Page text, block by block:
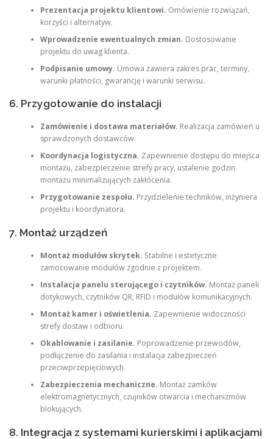
Prezentacja projektu klientowi. Omówienie rozwiązań,
korzyści i alternatyw.
Wprowadzenie ewentualnych zmian. Dostosowanie
projektu do uwag klienta.
Podpisanie umowy. Umowa zawiera zakres prac, terminy,
warunki płatności, gwarancję i warunki serwisu.
6. Przygotowanie do instalacji
Zamówienie i dostawa materiałów. Realizacja zamówień u
sprawdzonych dostawców.
Koordynacja logistyczna. Zapewnienie dostępu do miejsca
montażu, zabezpieczenie strefy pracy, ustalenie godzin
montażu minimalizujących zakłócenia.
Przygotowanie zespołu. Przydzielenie techników, inżyniera
projektu i koordynatora.
7. Montaż urządzeń
Montaż modułów skrytek. Stabilne i estetyczne
zamocowanie modułów zgodnie z projektem.
Instalacja panelu sterującego i czytników. Montaż paneli
dotykowych, czytników QR, RFID i modułów komunikacyjnych.
Montaż kamer i oświetlenia. Zapewnienie widoczności
strefy dostaw i odbioru.
Okablowanie i zasilanie. Poprowadzenie przewodów,
podłączenie do zasilania i instalacja zabezpieczeń
przeciwprzepięciowych.
Zabezpieczenia mechaniczne. Montaż zamków
elektromagnetycznych, czujników otwarcia i mechanizmów
blokujących.
8. Integracja z systemami kurierskimi i aplikacjami